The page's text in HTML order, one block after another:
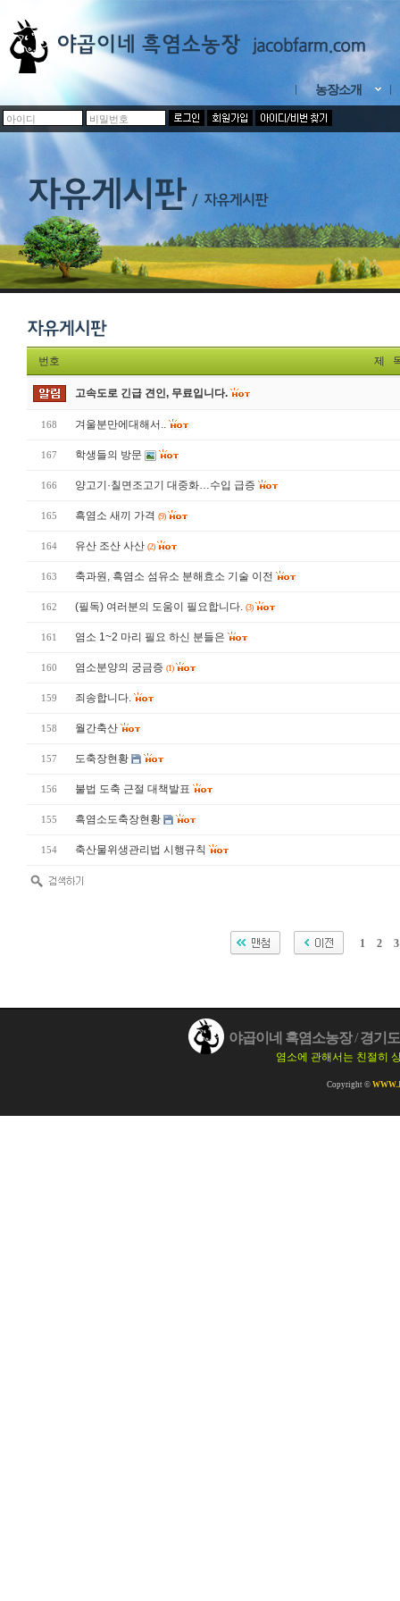
농장소개
번호 제
고속도로 긴급 견인, 무료입니다.
168 겨울분만에대해서..
167 학생들의 방문
166 양고기·칠면조고기 대중화…수입 급증
165 흑염소 새끼 가격 (9)
164 유산 조산 사산 (2)
163 축과원, 흑염소 섬유소 분해효소 기술 이전
162 (필독) 여러분의 도움이 필요합니다. (3)
161 염소 1~2 마리 필요 하신 분들은
160 염소분양의 궁금증 (1)
159 죄송합니다.
158 월간축산
157 도축장현황
156 불법 도축 근절 대책발표
155 흑염소도축장현황
154 축산물위생관리법 시행규칙
1 2 3
야곱이네 흑염소농장/경기
염소에 관해서는 친절히
Copyright ©